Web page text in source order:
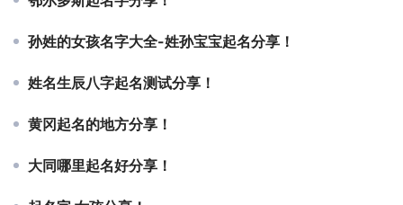
孙姓的女孩名字大全-姓孙宝宝起名分享！
姓名生辰八字起名测试分享！
黄冈起名的地方分享！
大同哪里起名好分享！